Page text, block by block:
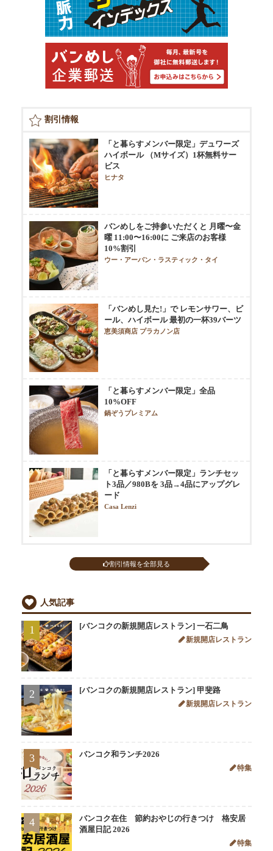
割引情報
「と暮らすメンバー限定」デュワーズ
ハイボール （Mサイズ）1杯無料サー
ビス
ヒナタ
バンめしをご持参いただくと 月曜〜金
曜 11:00〜16:00に ご来店のお客様
10%割引
ウー・アーバン・ラスティック・タイ
「バンめし見た!」で レモンサワー、ビ
ール、ハイボール 最初の一杯39バーツ
恵美須商店 プラカノン店
「と暮らすメンバー限定」全品
10%OFF
鍋ぞうプレミアム
「と暮らすメンバー限定」ランチセッ
ト3品／980Bを 3品→4品にアップグレ
ード
Casa Lenzi
割引情報を全部見る
人気記事
1 [バンコクの新規開店レストラン] 一石二鳥
新規開店レストラン
2 [バンコクの新規開店レストラン] 甲斐路
新規開店レストラン
3 バンコク和ランチ2026
特集
4
バンコク在住 節約おやじの行きつけ 格安居
酒屋日記 2026
特集